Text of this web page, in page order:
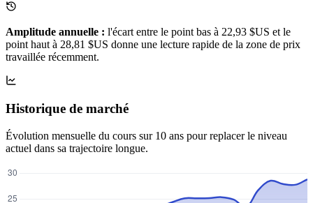
Amplitude annuelle : l'écart entre le point bas à 22,93 $US et le
point haut à 28,81 $US donne une lecture rapide de la zone de prix
travaillée récemment.
Historique de marché
Évolution mensuelle du cours sur 10 ans pour replacer le niveau
actuel dans sa trajectoire longue.